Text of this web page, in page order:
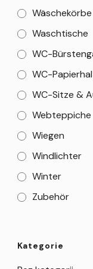
Wäschekörbe
Waschtische
WC-
WC-
WC-Sitze &
Webteppiche
Wiegen
Windlichter
Winter
Zubehör
Kategorie